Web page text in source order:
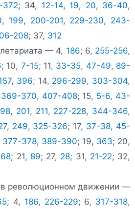
372; 34, 12-14, 19, 20, 36-40,
, 199, 200-201, 229-230, 243-
208; 37, 312
— 4, 186; 6, 255-256,
; 10, 7-15; 11, 33-35, 47-49, 89-
, 396; 14, 296-299, 303-304,
369-370, 407-408; 15, 5-6, 43-
, 201, 211, 227-228, 344-346,
, 249, 325-326; 17, 37-38, 45-
377-378, 389-390; 19, 363; 20,
; 21, 89; 27, 28; 31, 21-22; 32,
революционном движении —
; 4, 186, 226-229; 6, 317-318,